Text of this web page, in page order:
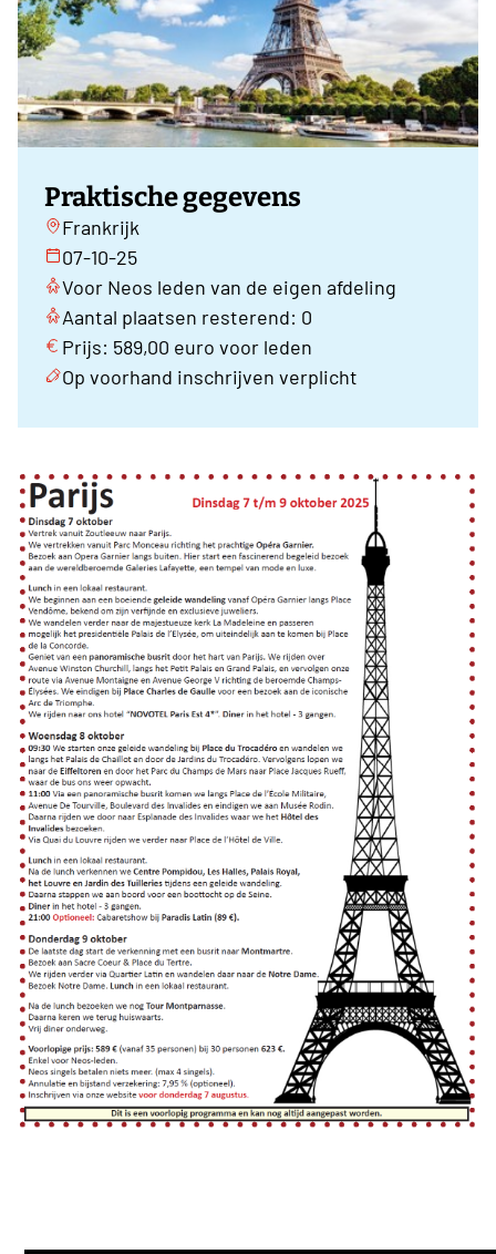
Praktische gegevens
Frankrijk
07-10-25
Voor Neos leden van de eigen afdeling
Aantal plaatsen resterend: 0
Prijs: 589,00 euro voor leden
Op voorhand inschrijven verplicht